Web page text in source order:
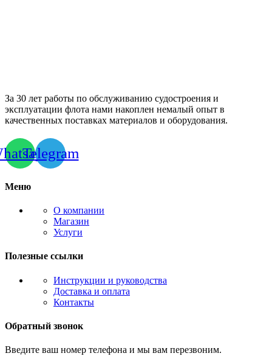
За 30 лет работы по обслуживанию судостроения и
эксплуатации флота нами накоплен немалый опыт в
качественных поставках материалов и оборудования.
Telegram
Меню
О компании
Магазин
Услуги
Полезные ссылки
Инструкции и руководства
Доставка и оплата
Контакты
Обратный звонок
Введите ваш номер телефона и мы вам перезвоним.